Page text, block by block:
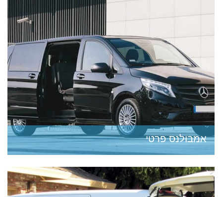
אמבולנס פרטי
מגן דוד אדום בישראל. בנוסף יש גם את האמבולנסים
המופעלים על ידי חברות פרטיות ותאגידים שונים. זה
כולל...